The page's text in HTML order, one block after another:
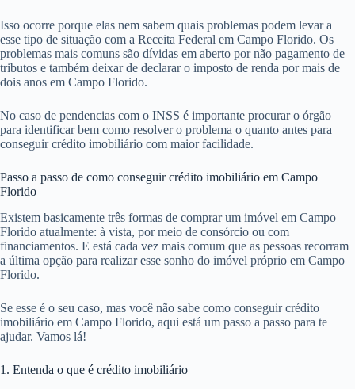
Isso ocorre porque elas nem sabem quais problemas podem levar a
esse tipo de situação com a Receita Federal em Campo Florido. Os
problemas mais comuns são dívidas em aberto por não pagamento de
tributos e também deixar de declarar o imposto de renda por mais de
dois anos em Campo Florido.
No caso de pendencias com o INSS é importante procurar o órgão
para identificar bem como resolver o problema o quanto antes para
conseguir crédito imobiliário com maior facilidade.
Passo a passo de como conseguir crédito imobiliário em Campo
Florido
Existem basicamente três formas de comprar um imóvel em Campo
Florido atualmente: à vista, por meio de consórcio ou com
financiamentos. E está cada vez mais comum que as pessoas recorram
a última opção para realizar esse sonho do imóvel próprio em Campo
Florido.
Se esse é o seu caso, mas você não sabe como conseguir crédito
imobiliário em Campo Florido, aqui está um passo a passo para te
ajudar. Vamos lá!
1. Entenda o que é crédito imobiliário